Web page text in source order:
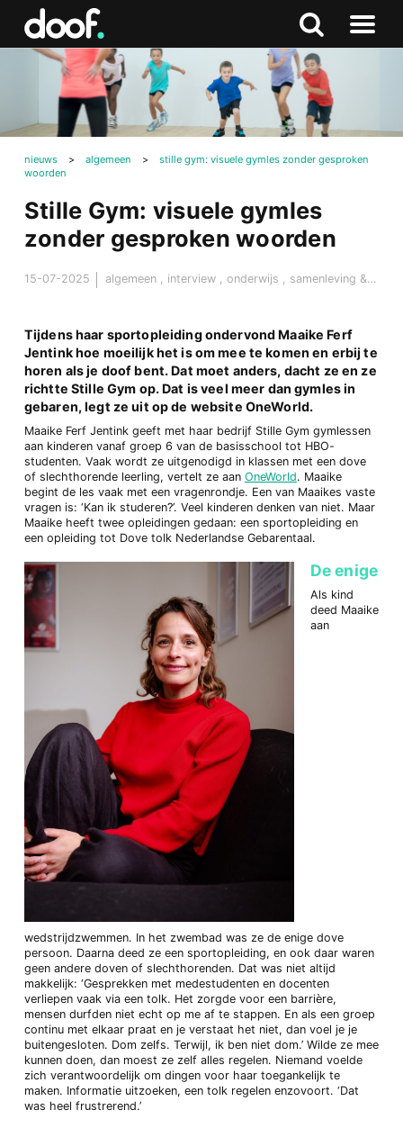
Zoeken
Naar
nieuws > algemeen >
stille gym: visuele gymles zonder gesproken
woorden
Stille Gym: visuele gymles
zonder gesproken woorden
15-07-2025 algemeen interview onderwijs samenleving & maatschappij
Tijdens haar sportopleiding ondervond Maaike Ferf
Jentink hoe moeilijk het is om mee te komen en erbij te
horen als je doof bent. Dat moet anders, dacht ze en ze
richtte Stille Gym op. Dat is veel meer dan gymles in
gebaren, legt ze uit op de website OneWorld.
Maaike Ferf Jentink geeft met haar bedrijf Stille Gym gymlessen
aan kinderen vanaf groep 6 van de basisschool tot HBO-
studenten. Vaak wordt ze uitgenodigd in klassen met een dove
of slechthorende leerling, vertelt ze aan OneWorld. Maaike
begint de les vaak met een vragenrondje. Een van Maaikes vaste
vragen is: ‘Kan ik studeren?’. Veel kinderen denken van niet. Maar
Maaike heeft twee opleidingen gedaan: een sportopleiding en
een opleiding tot Dove tolk Nederlandse Gebarentaal.
De enige
Als kind
deed Maaike
aan
wedstrijdzwemmen. In het zwembad was ze de enige dove
persoon. Daarna deed ze een sportopleiding, en ook daar waren
geen andere doven of slechthorenden. Dat was niet altijd
makkelijk: ‘Gesprekken met medestudenten en docenten
verliepen vaak via een tolk. Het zorgde voor een barrière,
mensen durfden niet echt op me af te stappen. En als een groep
continu met elkaar praat en je verstaat het niet, dan voel je je
buitengesloten. Dom zelfs. Terwijl, ik ben niet dom.’ Wilde ze mee
kunnen doen, dan moest ze zelf alles regelen. Niemand voelde
zich verantwoordelijk om dingen voor haar toegankelijk te
maken. Informatie uitzoeken, een tolk regelen enzovoort. ‘Dat
was heel frustrerend.’
Doof.nl
Zoeken